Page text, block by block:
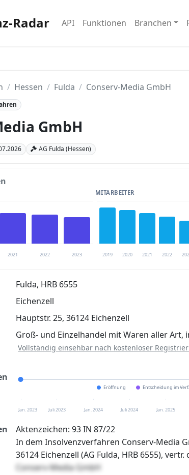
Radar API Funktionen Branchen
Hessen Fulda Conserv-Media GmbH
GmbH
AG Fulda (Hessen)
2021 2022 2023
MITARBEITER
2019 2020 2021 2022
nach kostenloser Registrierung verfügbar
Jetzt kostenlos registrieren
Fulda, HRB 6555
Eichenzell
Hauptstr. 25, 36124 Eichenzell
Groß- und Einzelhandel mit Waren aller Art,
Vollständig einsehbar nach kostenloser
Eröffnung Entscheidung im
Jan. 2023 Juli 2023 Jan. 2024 Juli 2024 Jan. 2025
Aktenzeichen: 93 IN 87/22
In dem Insolvenzverfahren Conserv-Media
36124 Eichenzell (AG Fulda, HRB 6555), vertr.
Conserv-Media GmbH